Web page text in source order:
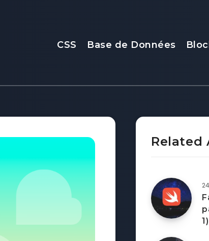
CSS Base de Données
Related
1)